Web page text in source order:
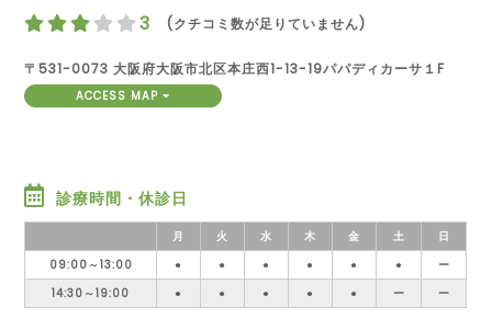
3 (クチコミ数が足りていません)
〒531-0073 大阪府大阪市北区本庄西1-13-19パパディカーサ１F
ACCESS MAP
診療時間・休診日
月 火 水 木 金 土
日
09:00～13:00
● ● ● ● ● ●
ー
14:30～19:00
● ● ● ● ● ー ー